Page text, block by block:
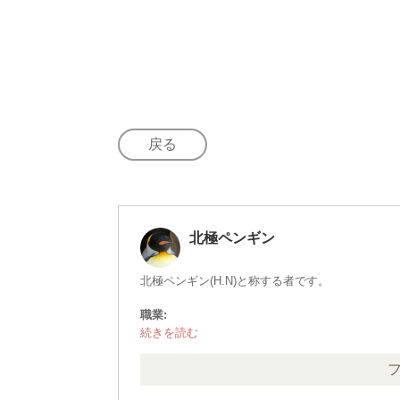
戻る
北極ペンギン
北極ペンギン(H.N)と称する者です。
職業:
その他
・中型自動車第1種運転免許(8t限定) ※旧・普免